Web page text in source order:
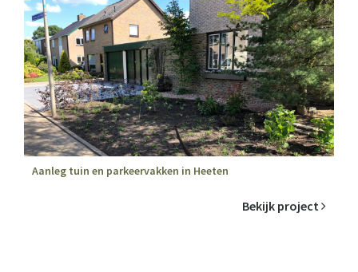
Aanleg tuin en parkeervakken in Heeten
Bekijk project